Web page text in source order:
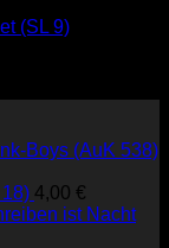
(SL 9)
Boys (AuK 538)
4,00 €
ist Nacht